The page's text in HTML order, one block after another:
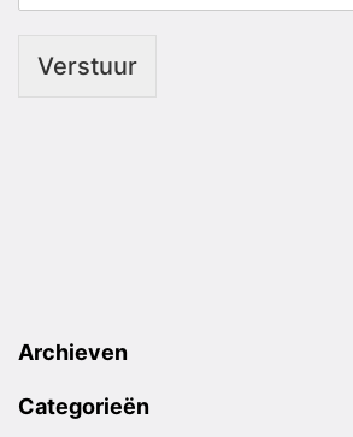
Verstuur
Archieven
Categorieën